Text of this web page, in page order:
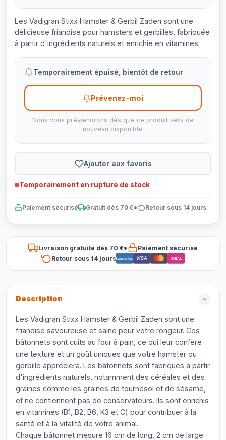
Les Vadigran Stixx Hamster & Gerbil Zaden sont une
délicieuse friandise pour hamsters et gerbilles, fabriquée
à partir d'ingrédients naturels et enrichie en vitamines.
Temporairement épuisé, bientôt de retour
Prévenez-moi
Nous vous préviendrons dès que ce produit sera de
nouveau disponible.
Ajouter aux favoris
Temporairement en rupture de stock
Paiement sécurisé Gratuit dès 70 €* Retour sous 14 jours
Livraison gratuite dès 70 €*
Paiement sécurisé
Retour sous 14 joursBancontact VISA iDEAL
Description
Les Vadigran Stixx Hamster & Gerbil Zaden sont une
friandise savoureuse et saine pour votre rongeur. Ces
bâtonnets sont cuits au four à pain, ce qui leur confère
une texture et un goût uniques que votre hamster ou
gerbille appréciera. Les bâtonnets sont fabriqués à partir
d'ingrédients naturels, notamment des céréales et des
graines comme les graines de tournesol et de sésame,
et ne contiennent pas de conservateurs. Ils sont enrichis
en vitamines (B1, B2, B6, K3 et C) pour contribuer à la
santé et à la vitalité de votre animal.
Chaque bâtonnet mesure 16 cm de long, 2 cm de large